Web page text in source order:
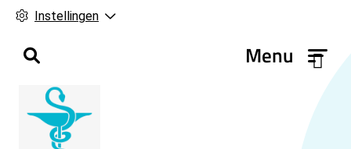
Instellingen
Menu